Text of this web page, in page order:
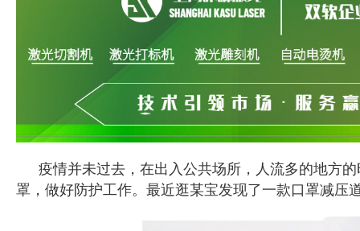
疫情并未过去，在出入公共场所，人流多的地方
罩，做好防护工作。最近逛某宝发现了一款口罩减压